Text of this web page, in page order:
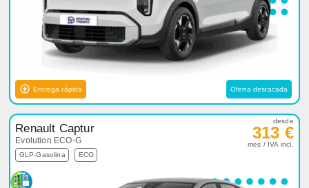
Entrega rápida Oferta destacada
Renault Captur
Evolution ECO-G
GLP-Gasolina ECO
desde
313 €
mes / IVA incl.